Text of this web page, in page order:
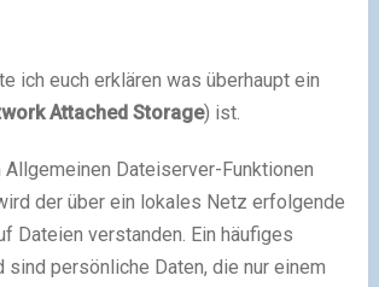
ich euch erklären was überhaupt ein
Attached Storage) ist.
Dateiserver-Funktionen
der über ein lokales Netz erfolgende
Dateien verstanden. Ein häufiges
sind persönliche Daten, die nur einem